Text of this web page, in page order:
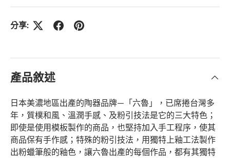
分享:
產品敘述
日本美濃地區出產的陶器品牌—「六魯」，已席捲台灣多
年，質樸和風、溫潤手感、及粉引技法是它的三大特色；
即使是使用模板製作的商品，也堅持加入手工程序，使其
商品保有手作感；特殊的粉引技法，用獨特上釉工法製作
出粉蠟筆般的釉色，讓六魯出產的每個作品，都有其獨特